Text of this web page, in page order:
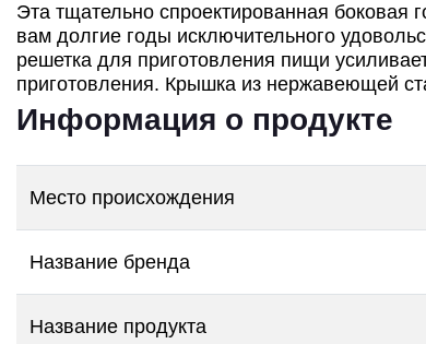
Эта тщательно спроектированная боковая
вам долгие годы исключительного
решетка для приготовления пищи
приготовления. Крышка из нержавеющей
Информация о продукте
Место происхождения
Название бренда
Название продукта